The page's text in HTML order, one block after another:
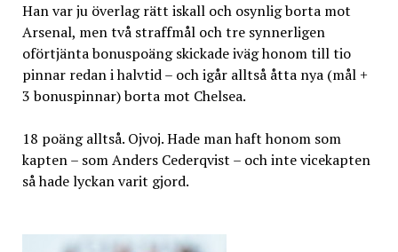
Han var ju överlag rätt iskall och osynlig borta mot
Arsenal, men två straffmål och tre synnerligen
oförtjänta bonuspoäng skickade iväg honom till tio
pinnar redan i halvtid – och igår alltså åtta nya (mål +
3 bonuspinnar) borta mot Chelsea.
18 poäng alltså. Ojvoj. Hade man haft honom som
kapten – som Anders Cederqvist – och inte vicekapten
så hade lyckan varit gjord.